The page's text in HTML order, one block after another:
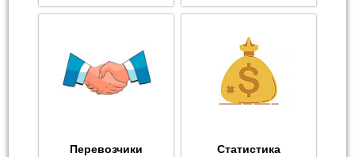
Перевозчики
Статистика